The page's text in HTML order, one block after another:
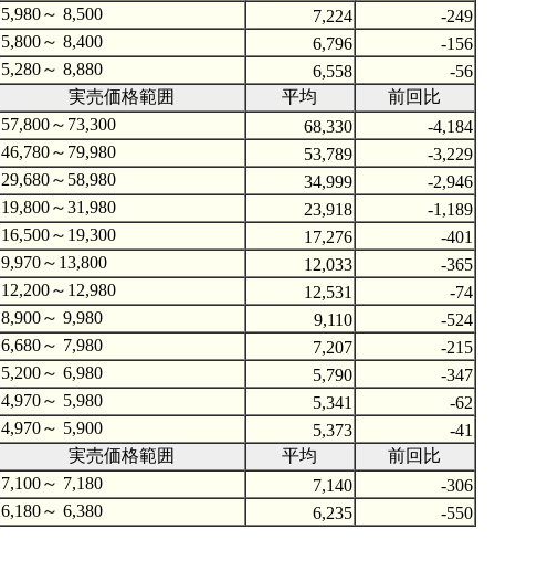
5,980～ 8,500 7,224
-249
5,800～ 8,400 6,796
-156
5,280～ 8,880 6,558
-56
実売価格範囲 平均
前回比
57,800～73,300 68,330
-4,184
46,780～79,980 53,789
-3,229
29,680～58,980 34,999
-2,946
19,800～31,980 23,918
-1,189
16,500～19,300 17,276
-401
9,970～13,800 12,033
-365
12,200～12,980 12,531
-74
8,900～ 9,980 9,110
-524
6,680～ 7,980 7,207
-215
5,200～ 6,980 5,790
-347
4,970～ 5,980 5,341
-62
4,970～ 5,900 5,373
-41
実売価格範囲 平均
前回比
7,100～ 7,180 7,140
-306
6,180～ 6,380 6,235 -550